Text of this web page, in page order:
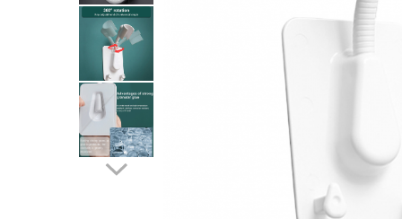
Intretinere Textile si Covoare
Accesorii Gradina
Markere Multisuprafete
Adezivi & Benzi Adezive
Climatizare & Iluminare
Lampi Solare